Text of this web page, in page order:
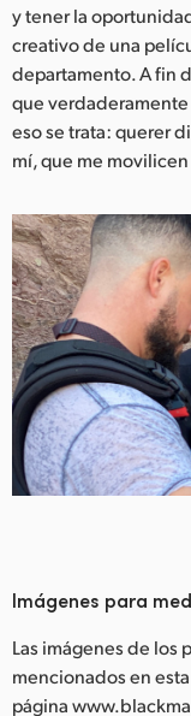
y tener la
creativo de una
departamento. A fin
que
eso se trata: querer
mí, que me
Imágenes para
Las imágenes de los
mencionados en
página